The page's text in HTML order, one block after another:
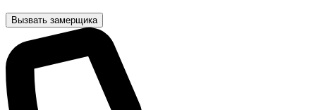
Вызвать замерщика